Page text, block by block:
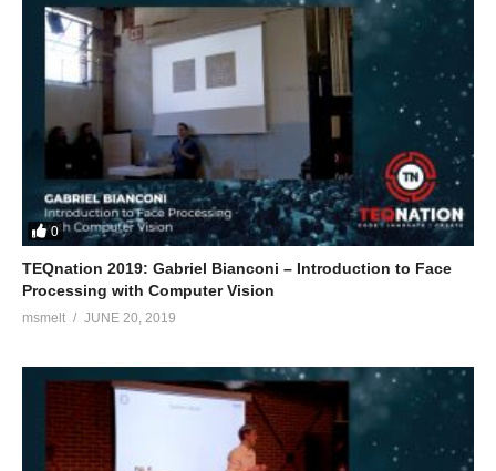
0
TEQnation 2019: Gabriel Bianconi – Introduction to Face
Processing with Computer Vision
msmelt JUNE 20, 2019